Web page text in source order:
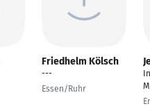
Friedhelm Kölsch
---
Essen/Ruhr